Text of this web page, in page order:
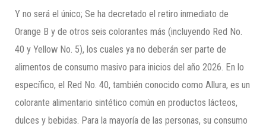
Y no será el único; Se ha decretado el retiro inmediato de
Orange B y de otros seis colorantes más (incluyendo Red No.
40 y Yellow No. 5), los cuales ya no deberán ser parte de
alimentos de consumo masivo para inicios del año 2026. En lo
específico, el Red No. 40, también conocido como Allura, es un
colorante alimentario sintético común en productos lácteos,
dulces y bebidas. Para la mayoría de las personas, su consumo